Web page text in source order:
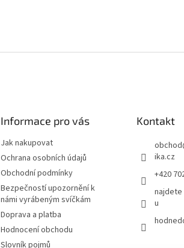
Informace pro vás
Jak nakupovat
Ochrana osobních údajů
Obchodní podmínky
Bezpečností upozornění k
námi vyrábeným svíčkám
Doprava a platba
Hodnocení obchodu
Slovník pojmů
Kontakt
obchod
ika.cz
+420
najdete
u